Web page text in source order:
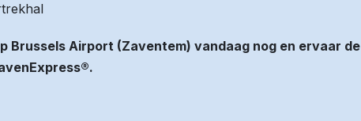
Brussels Airport (Zaventem) vandaag nog en ervaar de